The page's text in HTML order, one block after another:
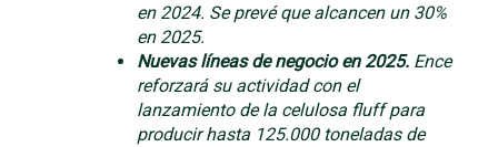
en 2024. Se prevé que alcancen un 30%
en 2025.
Nuevas líneas de negocio en 2025. Ence
reforzará su actividad con el
lanzamiento de la celulosa fluff para
producir hasta 125.000 toneladas de